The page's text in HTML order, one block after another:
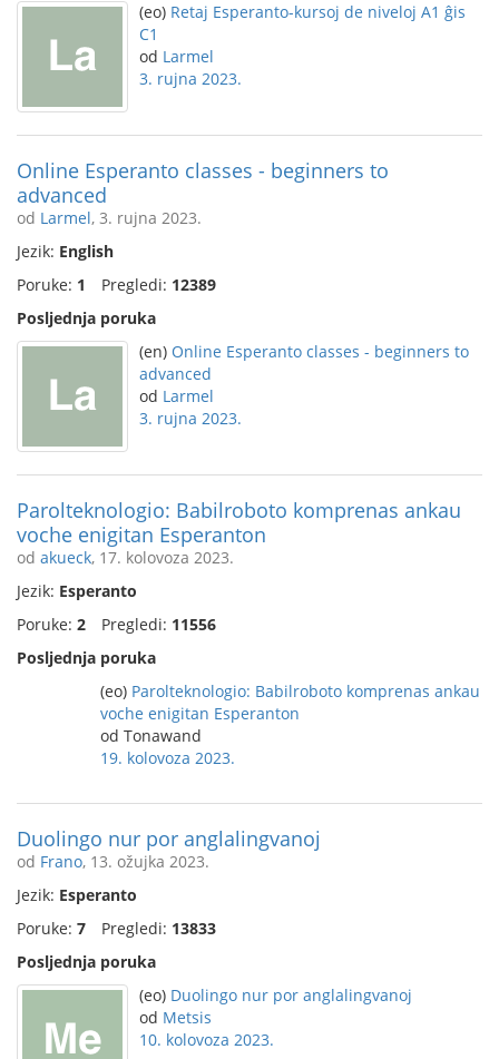
(eo) Retaj Esperanto-kursoj de niveloj A1 ĝis
C1
od Larmel
3. rujna 2023.
Online Esperanto classes - beginners to
advanced
od Larmel, 3. rujna 2023.
Jezik: English
Poruke: 1 Pregledi: 12389
Posljednja poruka
(en) Online Esperanto classes - beginners to
advanced
od Larmel
3. rujna 2023.
Parolteknologio: Babilroboto komprenas ankau
voche enigitan Esperanton
od akueck, 17. kolovoza 2023.
Jezik: Esperanto
Poruke: 2 Pregledi: 11556
Posljednja poruka
(eo) Parolteknologio: Babilroboto komprenas ankau
voche enigitan Esperanton
od Tonawand
19. kolovoza 2023.
Duolingo nur por anglalingvanoj
od Frano, 13. ožujka 2023.
Jezik: Esperanto
Poruke: 7 Pregledi: 13833
Posljednja poruka
(eo) Duolingo nur por anglalingvanoj
od Metsis
10. kolovoza 2023.